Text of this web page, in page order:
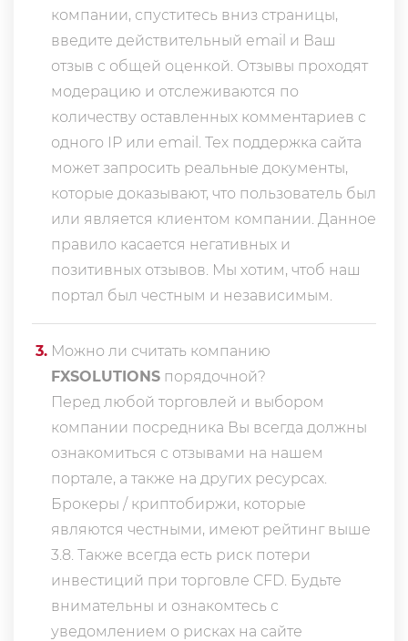
компании, спуститесь вниз страницы,
введите действительный email и Ваш
отзыв с общей оценкой. Отзывы проходят
модерацию и отслеживаются по
количеству оставленных комментариев с
одного IP или email. Тех поддержка сайта
может запросить реальные документы,
которые доказывают, что пользователь был
или является клиентом компании. Данное
правило касается негативных и
позитивных отзывов. Мы хотим, чтоб наш
портал был честным и независимым.
3. Можно ли считать компанию
FXSOLUTIONS порядочной?
Перед любой торговлей и выбором
компании посредника Вы всегда должны
ознакомиться с отзывами на нашем
портале, а также на других ресурсах.
Брокеры / криптобиржи, которые
являются честными, имеют рейтинг выше
3.8. Также всегда еcть риск потери
инвестиций при торговле CFD. Будьте
внимательны и ознакомтесь с
уведомлением о рисках на сайте